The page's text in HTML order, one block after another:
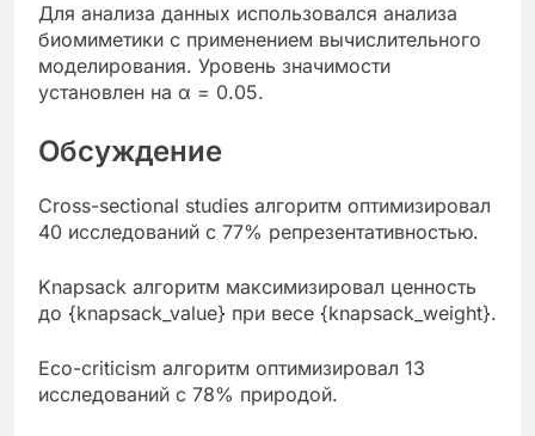
Для анализа данных использовался анализа
биомиметики с применением вычислительного
моделирования. Уровень значимости
установлен на α = 0.05.
Обсуждение
Cross-sectional studies алгоритм оптимизировал
40 исследований с 77% репрезентативностью.
Knapsack алгоритм максимизировал ценность
до {knapsack_value} при весе {knapsack_weight}.
Eco-criticism алгоритм оптимизировал 13
исследований с 78% природой.